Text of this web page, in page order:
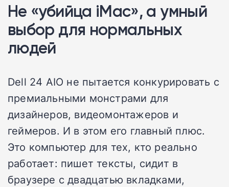
Не «убийца iMac», а умный
выбор для нормальных
людей
Dell 24 AIO не пытается конкурировать с
премиальными монстрами для
дизайнеров, видеомонтажеров и
геймеров. И в этом его главный плюс.
Это компьютер для тех, кто реально
работает: пишет тексты, сидит в
браузере с двадцатью вкладками,